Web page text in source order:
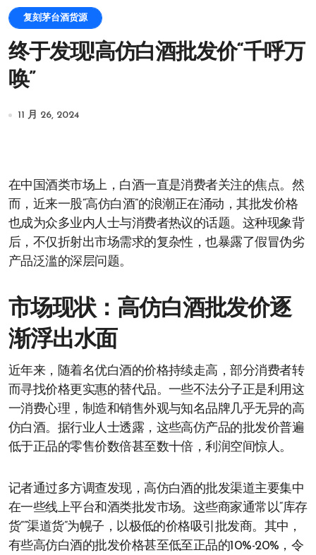
复刻茅台酒货源
终于发现!高仿白酒批发价“千呼万
唤”
11 月 26, 2024
在中国酒类市场上，白酒一直是消费者关注的焦点。然
而，近来一股“高仿白酒”的浪潮正在涌动，其批发价格
也成为众多业内人士与消费者热议的话题。这种现象背
后，不仅折射出市场需求的复杂性，也暴露了假冒伪劣
产品泛滥的深层问题。
市场现状：高仿白酒批发价逐
渐浮出水面
近年来，随着名优白酒的价格持续走高，部分消费者转
而寻找价格更实惠的替代品。一些不法分子正是利用这
一消费心理，制造和销售外观与知名品牌几乎无异的高
仿白酒。据行业人士透露，这些高仿产品的批发价普遍
低于正品的零售价数倍甚至数十倍，利润空间惊人。
记者通过多方调查发现，高仿白酒的批发渠道主要集中
在一些线上平台和酒类批发市场。这些商家通常以“库存
货”“渠道货”为幌子，以极低的价格吸引批发商。其中，
有些高仿白酒的批发价格甚至低至正品的10%-20%，令